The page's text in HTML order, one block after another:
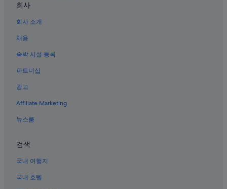
회사
회사 소개
채용
숙박 시설 등록
파트너십
광고
Affiliate Marketing
뉴스룸
검색
국내 여행지
국내 호텔